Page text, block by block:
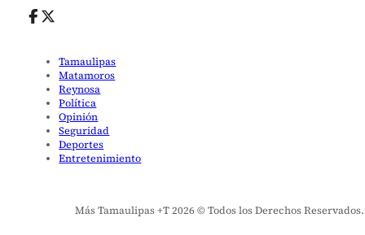
Tamaulipas
Matamoros
Reynosa
Política
Opinión
Seguridad
Deportes
Entretenimiento
Más Tamaulipas +T 2026 © Todos los Derechos